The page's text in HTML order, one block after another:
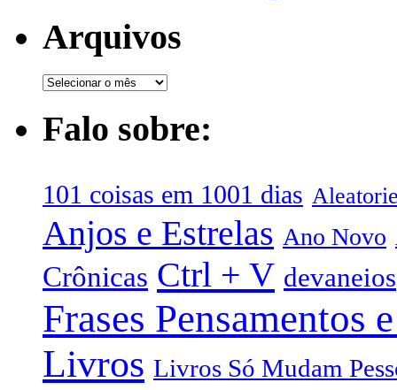
Arquivos
Falo sobre:
101 coisas em 1001 dias
Anjos e Estrelas Ano Novo
Crônicas Ctrl + V devaneios
Frases Pensamentos
Livros Livros Só Mudam